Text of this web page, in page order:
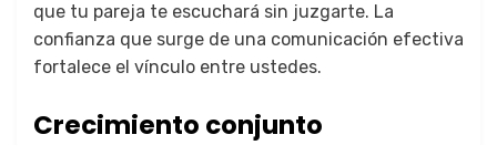
que tu pareja te escuchará sin juzgarte. La
confianza que surge de una comunicación efectiva
fortalece el vínculo entre ustedes.
Crecimiento conjunto